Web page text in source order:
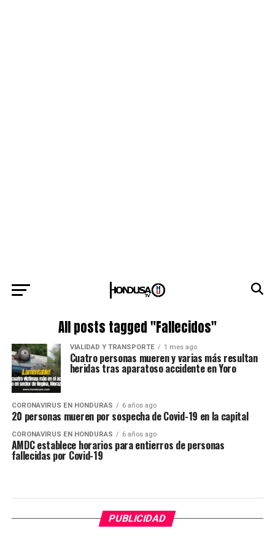
All posts tagged "Fallecidos"
VIALIDAD Y TRANSPORTE 1 mes ago
Cuatro personas mueren y varias más resultan
heridas tras aparatoso accidente en Yoro
CORONAVIRUS EN HONDURAS 6 años ago
20 personas mueren por sospecha de Covid-19 en la capital
CORONAVIRUS EN HONDURAS 6 años ago
AMDC establece horarios para entierros de personas
fallecidas por Covid-19
PUBLICIDAD